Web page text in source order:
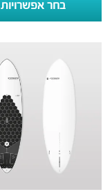
בחר אפשרויות